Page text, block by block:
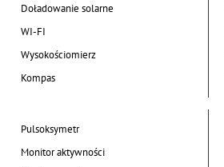
Doładowanie solarne
WI-FI
Wysokościomierz
Kompas
Pulsoksymetr
Monitor aktywności